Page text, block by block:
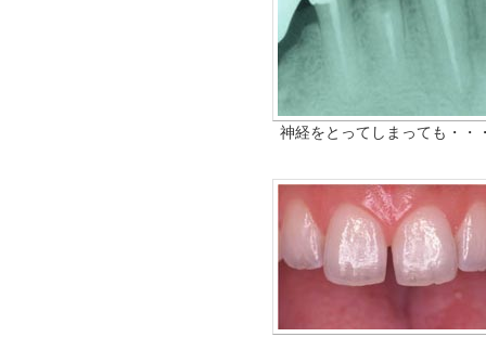
神経をとってしまっても・・